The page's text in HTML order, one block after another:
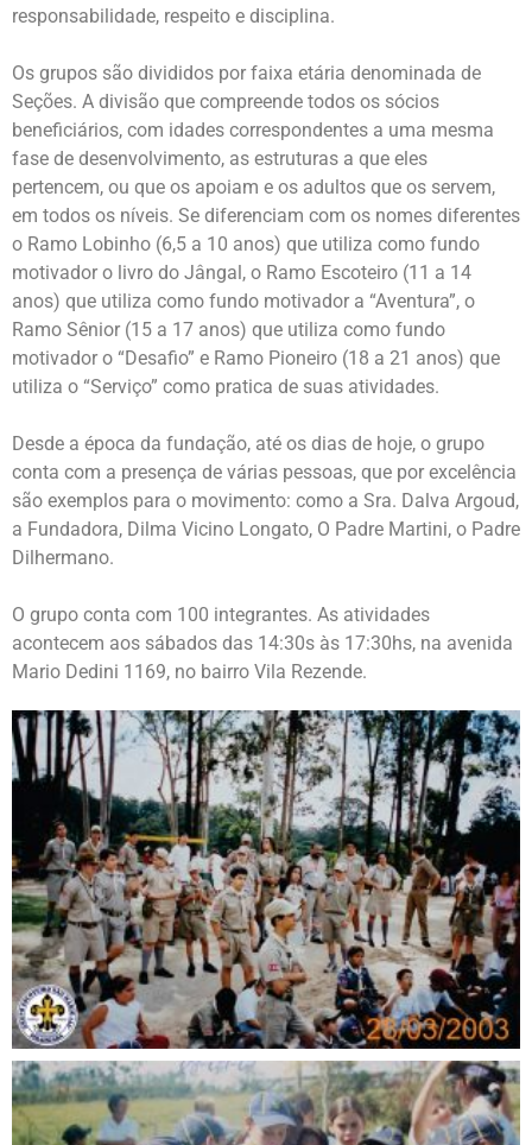
responsabilidade, respeito e disciplina.
Os grupos são divididos por faixa etária denominada de
Seções. A divisão que compreende todos os sócios
beneficiários, com idades correspondentes a uma mesma
fase de desenvolvimento, as estruturas a que eles
pertencem, ou que os apoiam e os adultos que os servem,
em todos os níveis. Se diferenciam com os nomes diferentes
o Ramo Lobinho (6,5 a 10 anos) que utiliza como fundo
motivador o livro do Jângal, o Ramo Escoteiro (11 a 14
anos) que utiliza como fundo motivador a “Aventura”, o
Ramo Sênior (15 a 17 anos) que utiliza como fundo
motivador o “Desafio” e Ramo Pioneiro (18 a 21 anos) que
utiliza o “Serviço” como pratica de suas atividades.
Desde a época da fundação, até os dias de hoje, o grupo
conta com a presença de várias pessoas, que por excelência
são exemplos para o movimento: como a Sra. Dalva Argoud,
a Fundadora, Dilma Vicino Longato, O Padre Martini, o Padre
Dilhermano.
O grupo conta com 100 integrantes. As atividades
acontecem aos sábados das 14:30s às 17:30hs, na avenida
Mario Dedini 1169, no bairro Vila Rezende.